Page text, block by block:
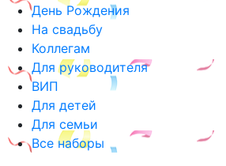
День Рождения
На свадьбу
Коллегам
Для руководителя
ВИП
Для детей
Для семьи
Все наборы